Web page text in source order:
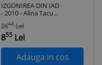
IZGONIREA DIN IAD
- 2010 - Alina Tacu
($E77)
2643 Lei
855 Lei
Adauga in cos